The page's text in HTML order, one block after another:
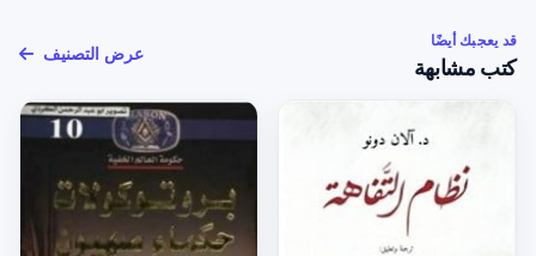
قد يعجبك أيضًا
كتب مشابهة
عرض التصنيف